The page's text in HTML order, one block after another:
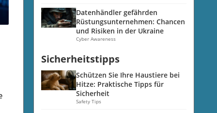
Datenhändler gefährden
Rüstungsunternehmen: Chancen
und Risiken in der Ukraine
Cyber Awareness
Sicherheitstipps
Schützen Sie Ihre Haustiere bei
Hitze: Praktische Tipps für
Sicherheit
Safety Tips